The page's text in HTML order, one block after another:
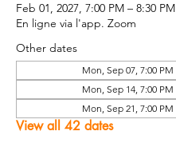
Feb 01, 2027, 7:00 PM – 8:30 PM
En ligne via l'app. Zoom
Other dates
Mon, Sep 07, 7:00 PM
Mon, Sep 14, 7:00 PM
Mon, Sep 21, 7:00 PM
View all 42 dates